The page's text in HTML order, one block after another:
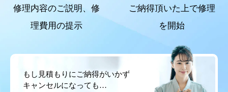
修理内容のご説明、 修
理費用の提示
ご納得頂いた上で修理
を開始
もし見積もりにご納得がいかず
キャンセルになっても…